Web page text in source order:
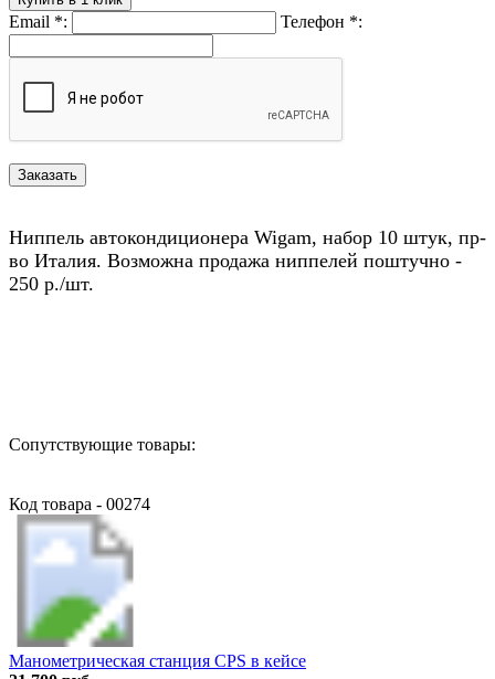
Email *: Телефон *:
Ниппель автокондиционера Wigam, набор 10 штук, пр-
во Италия. Возможна продажа ниппелей поштучно -
250 р./шт.
Сопутствующие товары:
Код товара - 00274
Манометрическая станция CPS в кейсе